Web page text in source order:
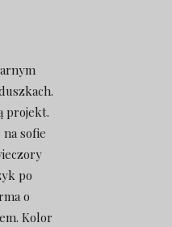
projekt.
sofie
po
o
Kolor